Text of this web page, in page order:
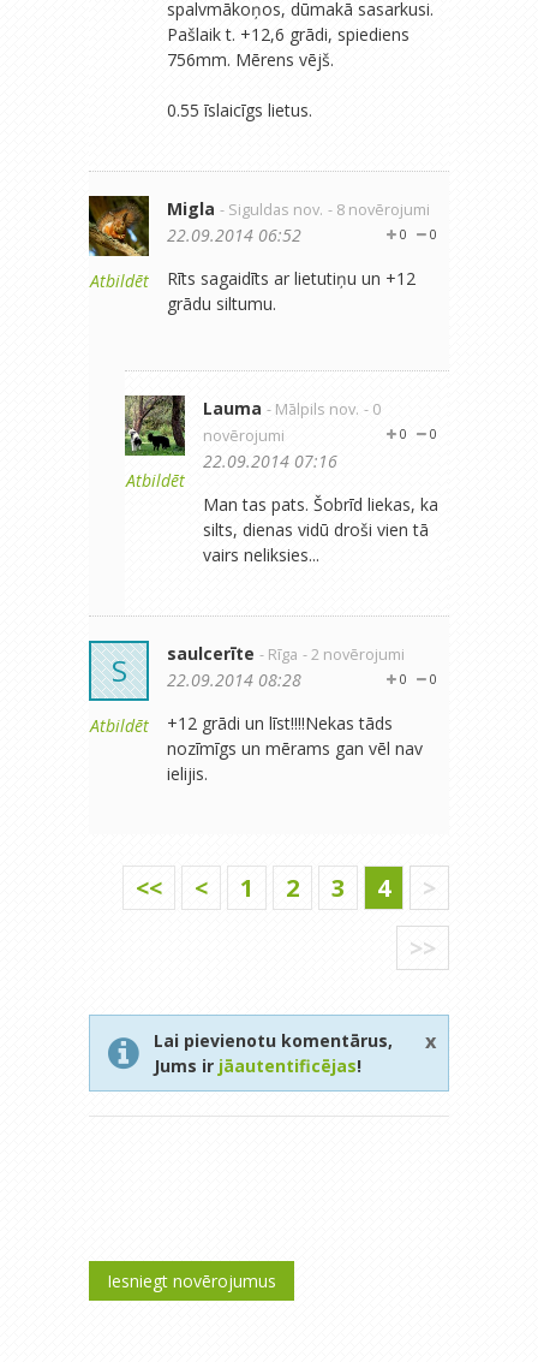
spalvmākoņos, dūmakā sasarkusi.
Pašlaik t. +12,6 grādi, spiediens
756mm. Mērens vējš.
0.55 īslaicīgs lietus.
Atbildēt
Migla - Siguldas nov. - 8 novērojumi
0
0
22.09.2014 06:52
Rīts sagaidīts ar lietutiņu un +12
grādu siltumu.
Atbildēt
Lauma - Mālpils nov. - 0
novērojumi
0
0
22.09.2014 07:16
Man tas pats. Šobrīd liekas, ka
silts, dienas vidū droši vien tā
vairs neliksies...
S
Atbildēt
saulcerīte - Rīga - 2 novērojumi
0
0
22.09.2014 08:28
+12 grādi un līst!!!!Nekas tāds
nozīmīgs un mērams gan vēl nav
ielijis.
<< < 1 2 3 4
>
>>
Lai pievienotu komentārus,
Jums ir jāautentificējas!
x
Iesniegt novērojumus